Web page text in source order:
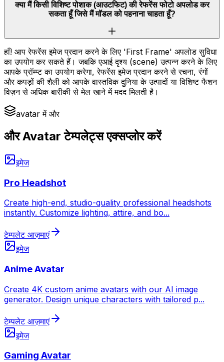
क्या मैं किसी विशिष्ट पोशाक (आउटफिट) की रेफरेंस फोटो अपलोड कर
सकता हूँ जिसे मैं मॉडल को पहनाना चाहता हूँ?
हाँ! आप रेफरेंस इमेज प्रदान करने के लिए 'First Frame' अपलोड सुविधा
का उपयोग कर सकते हैं। जबकि एआई दृश्य (scene) उत्पन्न करने के लिए
आपके प्रॉम्प्ट का उपयोग करेगा, रेफरेंस इमेज प्रदान करने से रचना, रंगों
और कपड़ों की शैली को आपके वास्तविक दुनिया के उत्पादों या विशिष्ट फैशन
विज़न से अधिक बारीकी से मेल खाने में मदद मिलती है।
avatar में और
और Avatar टेम्पलेट्स एक्सप्लोर करें
इमेज
Pro Headshot
Create high-end, studio-quality professional headshots
instantly. Customize lighting, attire, and bo...
टेम्पलेट आज़माएं
इमेज
Anime Avatar
Create 4K custom anime avatars with our AI image
generator. Design unique characters with tailored p...
टेम्पलेट आज़माएं
इमेज
Gaming Avatar